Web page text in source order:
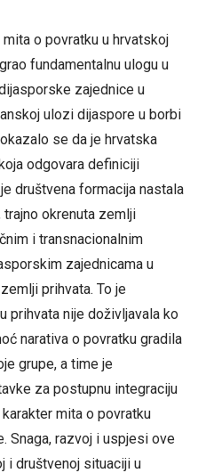
o povratku u hrvatskoj
fundamentalnu ulogu u
zajednice u
ulozi dijaspore u borbi
se da je hrvatska
odgovara definiciji
društvena formacija nastala
okrenuta zemlji
i transnacionalnim
zajednicama u
prihvata. To je
prihvata nije doživljavala ko
narativa o povratku gradila
grupe, a time je
za postupnu integraciju
mita o povratku
Snaga, razvoj i uspjesi ove
društvenoj situaciji u